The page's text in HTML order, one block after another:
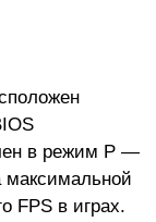
в режим P —
максимальной
FPS в играх.